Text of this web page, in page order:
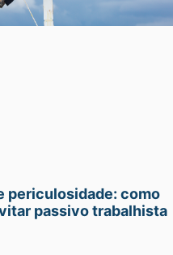
periculosidade: como
passivo trabalhista